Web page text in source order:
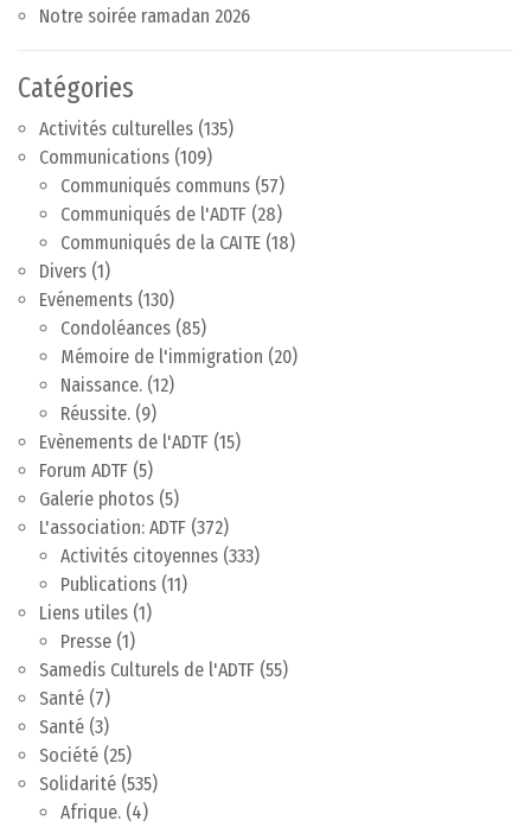
Notre soirée ramadan 2026
Catégories
Activités culturelles (135)
Communications (109)
Communiqués communs (57)
Communiqués de l'ADTF (28)
Communiqués de la CAITE (18)
Divers (1)
Evénements (130)
Condoléances (85)
Mémoire de l'immigration (20)
Naissance. (12)
Réussite. (9)
Evènements de l'ADTF (15)
Forum ADTF (5)
Galerie photos (5)
L'association: ADTF (372)
Activités citoyennes (333)
Publications (11)
Liens utiles (1)
Presse (1)
Samedis Culturels de l'ADTF (55)
Santé (7)
Santé (3)
Société (25)
Solidarité (535)
Afrique. (4)